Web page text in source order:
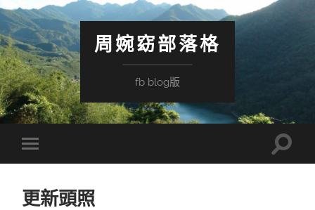
周婉窈部落格
fb blog版
Toggle
mobile
Toggle
更新頭照